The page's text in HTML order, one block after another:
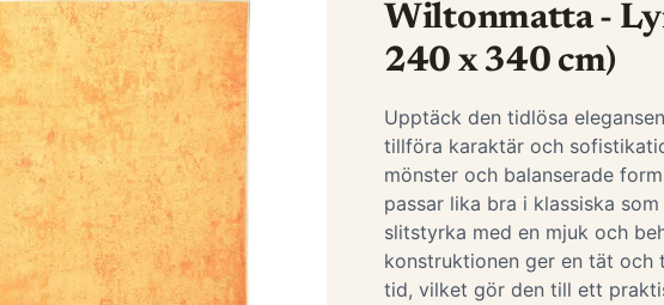
Wiltonmatta -
240 x 340 cm)
Upptäck den tidlösa
tillföra karaktär och
mönster och balanserade
passar lika bra i klassiska
slitstyrka med en mjuk och
konstruktionen ger en tät
tid, vilket gör den till ett